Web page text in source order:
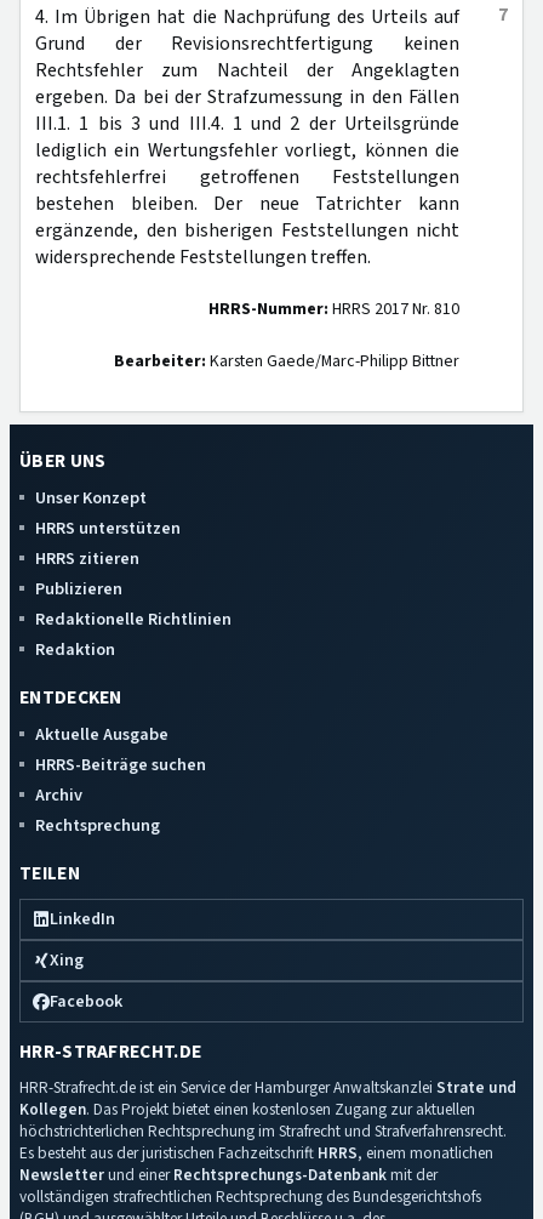
7
4. Im Übrigen hat die Nachprüfung des Urteils auf
Grund der Revisionsrechtfertigung keinen
Rechtsfehler zum Nachteil der Angeklagten
ergeben. Da bei der Strafzumessung in den Fällen
III.1. 1 bis 3 und III.4. 1 und 2 der Urteilsgründe
lediglich ein Wertungsfehler vorliegt, können die
rechtsfehlerfrei getroffenen Feststellungen
bestehen bleiben. Der neue Tatrichter kann
ergänzende, den bisherigen Feststellungen nicht
widersprechende Feststellungen treffen.
HRRS-Nummer: HRRS 2017 Nr. 810
Bearbeiter: Karsten Gaede/Marc-Philipp Bittner
ÜBER UNS
Unser Konzept
HRRS unterstützen
HRRS zitieren
Publizieren
Redaktionelle Richtlinien
Redaktion
ENTDECKEN
Aktuelle Ausgabe
HRRS-Beiträge suchen
Archiv
Rechtsprechung
TEILEN
LinkedIn
Xing
Facebook
HRR-STRAFRECHT.DE
HRR-Strafrecht.de ist ein Service der Hamburger Anwaltskanzlei Strate und
Kollegen. Das Projekt bietet einen kostenlosen Zugang zur aktuellen
höchstrichterlichen Rechtsprechung im Strafrecht und Strafverfahrensrecht.
Es besteht aus der juristischen Fachzeitschrift HRRS, einem monatlichen
Newsletterund einerRechtsprechungs-Datenbankmit der
vollständigen strafrechtlichen Rechtsprechung des Bundesgerichtshofs